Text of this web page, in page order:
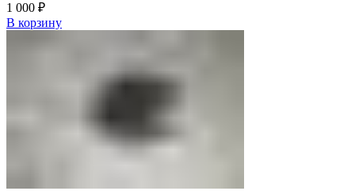
1 000 ₽
В корзину